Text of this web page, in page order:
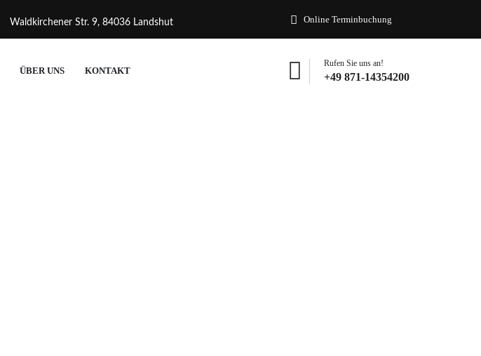
Waldkirchener Str. 9, 84036 Landshut Online Terminbuchung
Rufen Sie uns an!
+49 871-14354200
ÜBER UNS KONTAKT